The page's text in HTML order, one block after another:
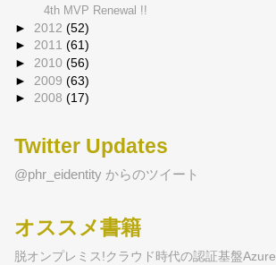
4th MVP Renewal !!
► 2012 (52)
► 2011 (61)
► 2010 (56)
► 2009 (63)
► 2008 (17)
Twitter Updates
@phr_eidentity からのツイート
オススメ書籍
脱オンプレミス!クラウド時代の認証基盤Azure